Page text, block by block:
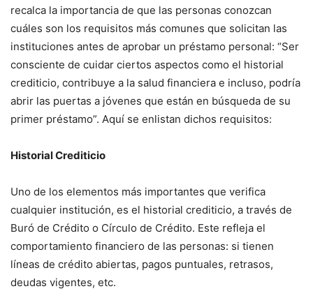
recalca la importancia de que las personas conozcan
cuáles son los requisitos más comunes que solicitan las
instituciones antes de aprobar un préstamo personal: “Ser
consciente de cuidar ciertos aspectos como el historial
crediticio, contribuye a la salud financiera e incluso, podría
abrir las puertas a jóvenes que están en búsqueda de su
primer préstamo”. Aquí se enlistan dichos requisitos:
Historial Crediticio
Uno de los elementos más importantes que verifica
cualquier institución, es el historial crediticio, a través de
Buró de Crédito o Círculo de Crédito. Este refleja el
comportamiento financiero de las personas: si tienen
líneas de crédito abiertas, pagos puntuales, retrasos,
deudas vigentes, etc.